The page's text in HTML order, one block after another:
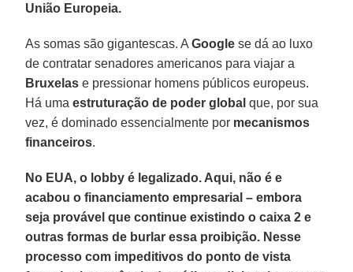
União Europeia.
As somas são gigantescas. AGoogle se dá ao luxo
de contratar senadores americanos para viajar a
Bruxelas e pressionar homens públicos europeus.
Há umaestruturação de poder global que, por sua
vez, é dominado essencialmente por mecanismos
financeiros.
No EUA, o lobby é legalizado. Aqui, não é e
acabou o financiamento empresarial – embora
seja provável que continue existindo o caixa 2 e
outras formas de burlar essa proibição. Nesse
processo com impeditivos do ponto de vista